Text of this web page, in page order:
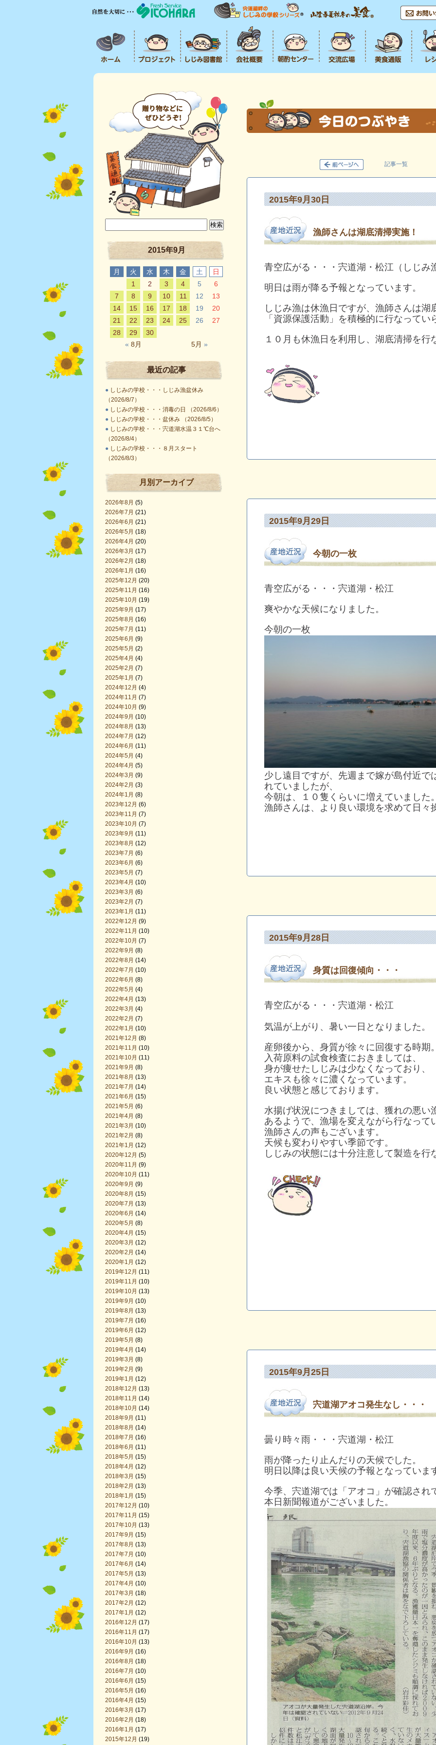
2015年9月
月 火 水 木 金 土 日
« 8月 5月 »
1 2 3 4 5
6
7
8 9 10 11 12
13
14
15 16 17 18 19
20
21
22 23 24 25 26
27
28
29 30
最近の記事
● しじみの学校・・・しじみ漁盆休み
（2026/8/7）
● しじみの学校・・・消毒の日 （2026/8/6）
● しじみの学校・・・盆休み （2026/8/5）
● しじみの学校・・・宍道湖水温３１℃台へ
（2026/8/4）
● しじみの学校・・・８月スタート
（2026/8/3）
月別アーカイブ
2026年8月 (5)
2026年7月 (21)
2026年6月 (21)
2026年5月 (18)
2026年4月 (20)
2026年3月 (17)
2026年2月 (18)
2026年1月 (16)
2025年12月 (20)
2025年11月 (16)
2025年10月 (19)
2025年9月 (17)
2025年8月 (16)
2025年7月 (11)
2025年6月 (9)
2025年5月 (2)
2025年4月 (4)
2025年2月 (7)
2025年1月 (7)
2024年12月 (4)
2024年11月 (7)
2024年10月 (9)
2024年9月 (10)
2024年8月 (13)
2024年7月 (12)
2024年6月 (11)
2024年5月 (4)
2024年4月 (5)
2024年3月 (9)
2024年2月 (3)
2024年1月 (8)
2023年12月 (6)
2023年11月 (7)
2023年10月 (7)
2023年9月 (11)
2023年8月 (12)
2023年7月 (6)
2023年6月 (6)
2023年5月 (7)
2023年4月 (10)
2023年3月 (6)
2023年2月 (7)
2023年1月 (11)
2022年12月 (9)
2022年11月 (10)
2022年10月 (7)
2022年9月 (8)
2022年8月 (14)
2022年7月 (10)
2022年6月 (8)
2022年5月 (4)
2022年4月 (13)
2022年3月 (4)
2022年2月 (7)
2022年1月 (10)
2021年12月 (8)
2021年11月 (10)
2021年10月 (11)
2021年9月 (8)
2021年8月 (13)
2021年7月 (14)
2021年6月 (15)
2021年5月 (6)
2021年4月 (8)
2021年3月 (10)
2021年2月 (8)
2021年1月 (12)
2020年12月 (5)
2020年11月 (9)
2020年10月 (11)
2020年9月 (9)
2020年8月 (15)
2020年7月 (13)
2020年6月 (14)
2020年5月 (8)
2020年4月 (15)
2020年3月 (12)
2020年2月 (14)
2020年1月 (12)
2019年12月 (11)
2019年11月 (10)
2019年10月 (13)
2019年9月 (10)
2019年8月 (13)
2019年7月 (16)
2019年6月 (12)
2019年5月 (8)
2019年4月 (14)
2019年3月 (8)
2019年2月 (9)
2019年1月 (12)
2018年12月 (13)
2018年11月 (14)
2018年10月 (14)
2018年9月 (11)
2018年8月 (14)
2018年7月 (16)
2018年6月 (11)
2018年5月 (15)
2018年4月 (12)
2018年3月 (15)
2018年2月 (13)
2018年1月 (15)
2017年12月 (10)
2017年11月 (15)
2017年10月 (13)
2017年9月 (15)
2017年8月 (13)
2017年7月 (10)
2017年6月 (14)
2017年5月 (13)
2017年4月 (10)
2017年3月 (18)
2017年2月 (12)
2017年1月 (12)
2016年12月 (17)
2016年11月 (17)
2016年10月 (13)
2016年9月 (16)
2016年8月 (18)
2016年7月 (10)
2016年6月 (15)
2016年5月 (16)
2016年4月 (15)
2016年3月 (17)
2016年2月 (18)
2016年1月 (17)
2015年12月 (19)
記事一覧
2015年9月30日
漁師さんは湖底清掃実施！
青空広がる・・・宍道湖・松江（しじみ
明日は雨が降る予報となっています。
しじみ漁は休漁日ですが、漁師さんは湖
「資源保護活動」を積極的に行なってい
１０月も休漁日を利用し、湖底清掃を行
2015年9月29日
今朝の一枚
青空広がる・・・宍道湖・松江
爽やかな天候になりました。
今朝の一枚
少し遠目ですが、先週まで嫁が島付近で
れていましたが、
今朝は、１０隻くらいに増えていました
漁師さんは、より良い環境を求めて日々
2015年9月28日
身質は回復傾向・・・
青空広がる・・・宍道湖・松江
気温が上がり、暑い一日となりました。
産卵後から、身質が徐々に回復する時期
入荷原料の試食検査におきましては、
身が痩せたしじみは少なくなっており、
エキスも徐々に濃くなっています。
良い状態と感じております。
水揚げ状況につきましては、獲れの悪い
あるようで、漁場を変えながら行なって
漁師さんの声もございます。
天候も変わりやすい季節です。
しじみの状態には十分注意して製造を行
2015年9月25日
宍道湖アオコ発生なし・・・
曇り時々雨・・・宍道湖・松江
雨が降ったり止んだりの天候でした。
明日以降は良い天候の予報となっていま
今季、宍道湖では「アオコ」が確認され
本日新聞報道がございました。